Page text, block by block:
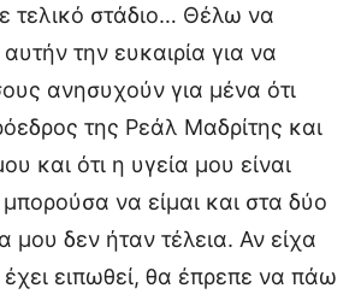
τελικό στάδιο… Θέλω να
την ευκαιρία για να
ανησυχούν για μένα ότι
της Ρεάλ Μαδρίτης και
και ότι η υγεία μου είναι
να είμαι και στα δύο
μου δεν ήταν τέλεια. Αν είχα
ειπωθεί, θα έπρεπε να πάω